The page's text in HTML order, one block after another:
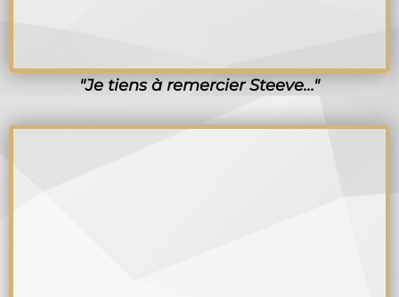
"Je tiens à remercier Steeve..."